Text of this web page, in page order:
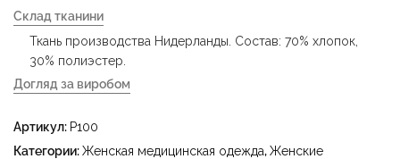
Склад тканини
Ткань производства Нидерланды. Состав: 70% хлопок,
30% полиэстер.
Догляд за виробом
утюжить при температуре утюга до 150 °C - не
отбеливать - сухая чистка с использованием
Артикул: P100
Категории:Женская медицинская одежда,Женские